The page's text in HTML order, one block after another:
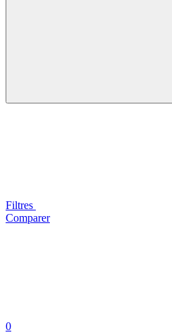
Filtres
Comparer
0